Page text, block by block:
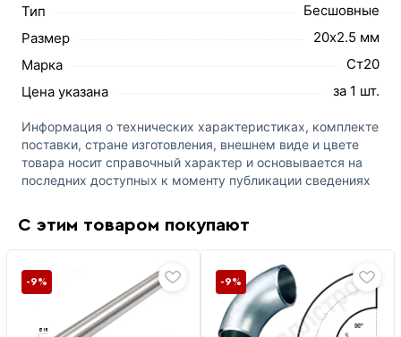
Тип
Бесшовные
Размер
20х2.5 мм
Марка
Ст20
Цена указана
за 1 шт.
Информация о технических характеристиках, комплекте
поставки, стране изготовления, внешнем виде и цвете
товара носит справочный характер и основывается на
последних доступных к моменту публикации сведениях
С этим товаром покупают
-9% -9%